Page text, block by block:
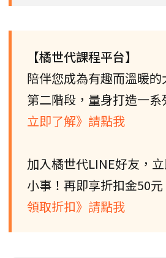
【橘世代課程平台】
陪伴您成為有趣而溫暖
第二階段，量身打造一系
立即了解》請點我
加入橘世代LINE好友，
小事！再即享折扣金50元
領取折扣》請點我